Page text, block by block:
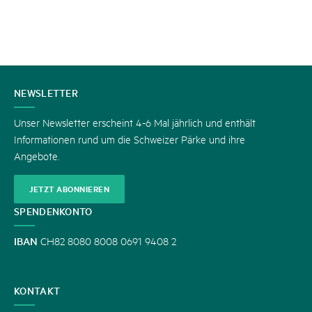
KONTAKT
NEWSLETTER
Unser Newsletter erscheint 4-6 Mal jährlich und enthält
Informationen rund um die Schweizer Pärke und ihre
Angebote.
JETZT ABONNIEREN
SPENDENKONTO
IBAN CH82 8080 8008 0691 9408 2
KONTAKT